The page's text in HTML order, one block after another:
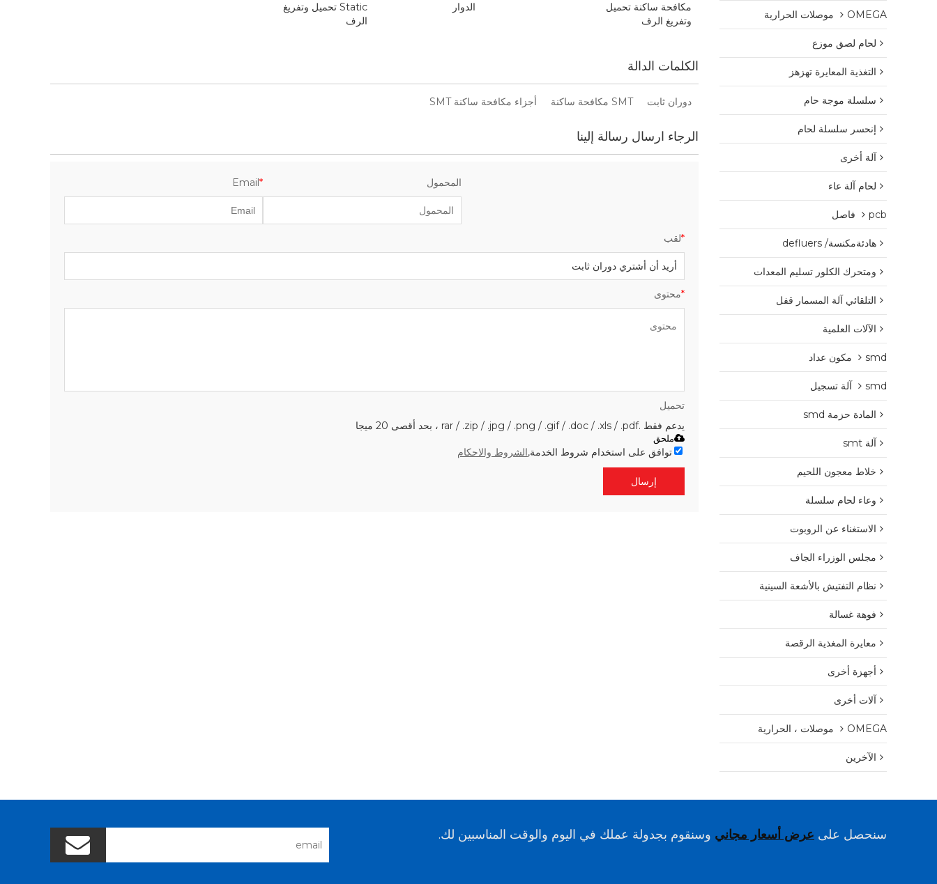
OMEGA موصلات الحرارية
لحام لصق موزع
التغذية المعايرة تهزهز
سلسلة موجة حام
إنحسر سلسلة لحام
آلة أخرى
لحام آلة عاء
pcb فاصل
هادئةمكنسة/ defluers
ومتحرك الكلور تسليم المعدات
التلقائي آلة المسمار قفل
الآلات العلمية
smd مكون عداد
smd آلة تسجيل
المادة حزمة smd
آلة smt
خلاط معجون اللحيم
وعاء لحام سلسلة
الاستغناء عن الروبوت
مجلس الوزراء الجاف
نظام التفتيش بالأشعة السينية
فوهة غسالة
معايرة المغذية الرقصة
أجهزة أخرى
آلات أخرى
OMEGA موصلات ، الحرارية
الآخرين
مكافحة ساكنة تحميل
وتفريغ الرف
الدوار
Static تحميل وتفريغ
الرف
الكلمات الدالة
دوران ثابت SMT مكافحة ساكنة أجزاء مكافحة ساكنة SMT
الرجاء ارسال رسالة إلينا
*
Email المحمول
*لقب
*محتوى
تحميل
يدعم فقط .rar / .zip / .jpg / .png / .gif / .doc / .xls / .pdf ، بحد أقصى 20 ميجا
ملحق
توافق على استخدام شروط الخدمة,الشروط والاحكام
إرسال
سنحصل على عرض أسعار مجاني وسنقوم بجدولة عملك في اليوم والوقت المناسبين لك.